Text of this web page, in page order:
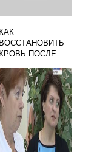
КАК
ВОССТАНОВИТЬ
КРОВЬ ПОСЛЕ